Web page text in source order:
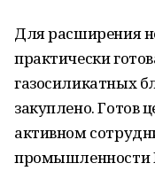
Для расширения
практически
газосиликатных
закуплено. Готов
активном
промышленности